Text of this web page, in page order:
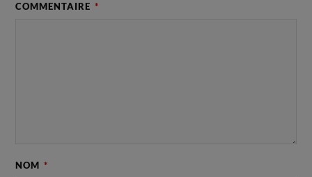
COMMENTAIRE *
NOM *